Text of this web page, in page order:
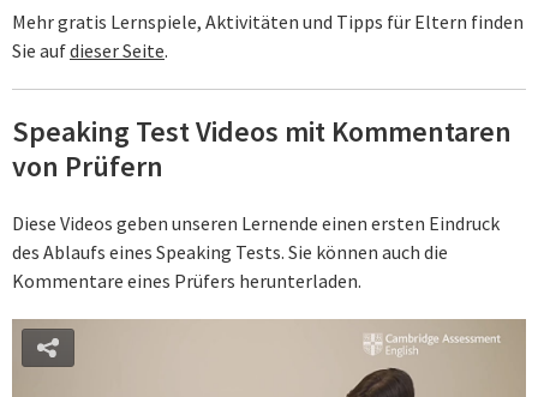
Mehr gratis Lernspiele, Aktivitäten und Tipps für Eltern finden
Sie aufdieser Seite.
Speaking Test Videos mit Kommentaren
von Prüfern
Diese Videos geben unseren Lernende einen ersten Eindruck
des Ablaufs eines Speaking Tests. Sie können auch die
Kommentare eines Prüfers herunterladen.